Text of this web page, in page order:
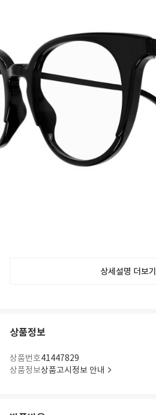
상세설명 더보기
상품정보
상품번호41447829
상품정보상품고시정보 안내